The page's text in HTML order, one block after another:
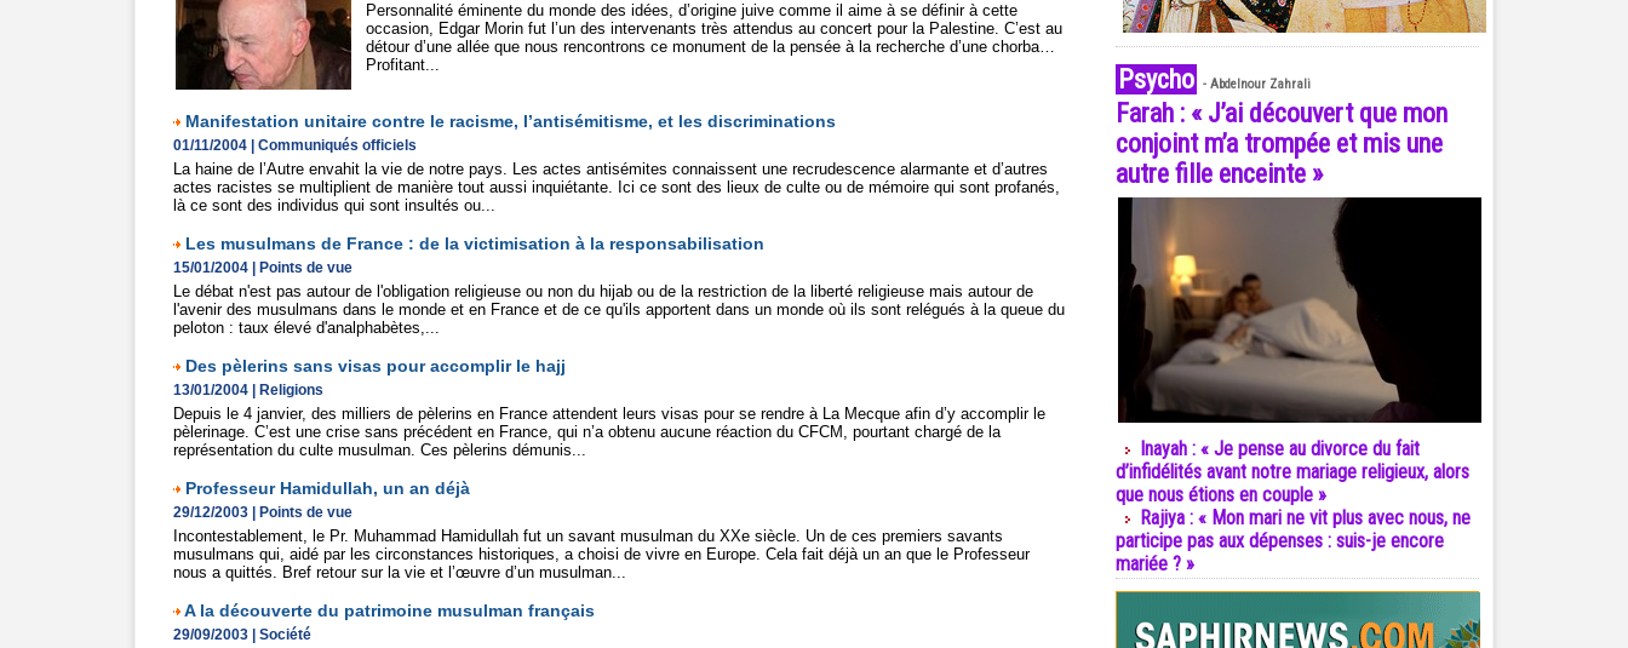
Personnalité éminente du monde des idées, d’origine juive comme il aime à se définir à cette
occasion, Edgar Morin fut l’un des intervenants très attendus au concert pour la Palestine. C’est au
détour d’une allée que nous rencontrons ce monument de la pensée à la recherche d’une chorba…
Profitant...
Manifestation unitaire contre le racisme, l’antisémitisme, et les discriminations
01/11/2004 Communiqués officiels
La haine de l’Autre envahit la vie de notre pays. Les actes antisémites connaissent une recrudescence alarmante et d’autres
actes racistes se multiplient de manière tout aussi inquiétante. Ici ce sont des lieux de culte ou de mémoire qui sont profanés,
là ce sont des individus qui sont insultés ou...
Les musulmans de France : de la victimisation à la responsabilisation
15/01/2004 Points de vue
Le débat n'est pas autour de l'obligation religieuse ou non du hijab ou de la restriction de la liberté religieuse mais autour de
l'avenir des musulmans dans le monde et en France et de ce qu'ils apportent dans un monde où ils sont relégués à la queue du
peloton : taux élevé d'analphabètes,...
Des pèlerins sans visas pour accomplir le hajj
13/01/2004 Religions
Depuis le 4 janvier, des milliers de pèlerins en France attendent leurs visas pour se rendre à La Mecque afin d’y accomplir le
pèlerinage. C’est une crise sans précédent en France, qui n’a obtenu aucune réaction du CFCM, pourtant chargé de la
représentation du culte musulman. Ces pèlerins démunis...
Professeur Hamidullah, un an déjà
29/12/2003 Points de vue
Incontestablement, le Pr. Muhammad Hamidullah fut un savant musulman du XXe siècle. Un de ces premiers savants
musulmans qui, aidé par les circonstances historiques, a choisi de vivre en Europe. Cela fait déjà un an que le Professeur
nous a quittés. Bref retour sur la vie et l’œuvre d’un musulman...
A la découverte du patrimoine musulman français
29/09/2003 Société
Psycho - Abdelnour Zahrali
Farah : « J’ai découvert que mon
conjoint m’a trompée et mis une
autre fille enceinte »
Inayah : « Je pense au divorce du fait
d’infidélités avant notre mariage religieux, alors
que nous étions en couple »
Rajiya : « Mon mari ne vit plus avec nous, ne
participe pas aux dépenses : suis-je encore
mariée ? »